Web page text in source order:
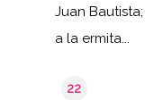
Juan
a la ermita...
22